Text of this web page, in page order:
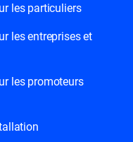
les particuliers
les entreprises et
les promoteurs